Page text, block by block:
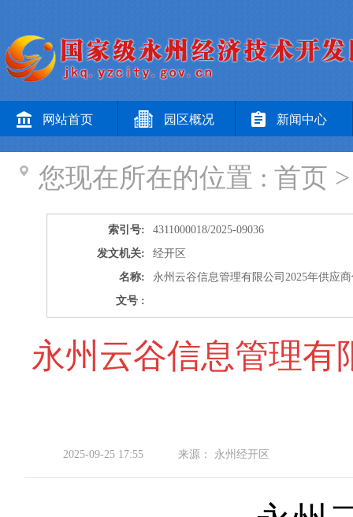
网站首页 园区概况 新闻中心
您现在所在的位置 : 首页
索引号:
4311000018/2025-09036
发文机关:
经开区
名称:
永州云谷信息管理有限公司2025年供应
文号 :
永州云谷信息管理有
2025-09-25 17:55 来源： 永州经开区